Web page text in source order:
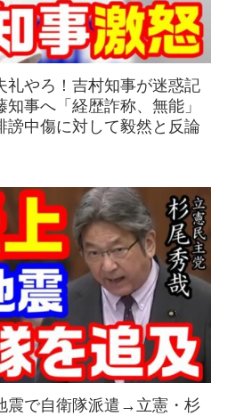
礼やろ！吉村知事が迷惑記
事へ「経歴詐称、無能」
謗中傷に対して毅然と反論
震で自衛隊派遣→立憲・杉